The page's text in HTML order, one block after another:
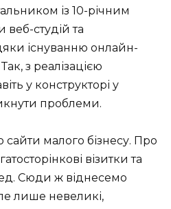
із 10-річним
студій та
існуванню онлайн-
з реалізацією
у конструкторі у
проблеми.
малого бізнесу. Про
візитки та
Сюди ж віднесемо
лише невеликі,